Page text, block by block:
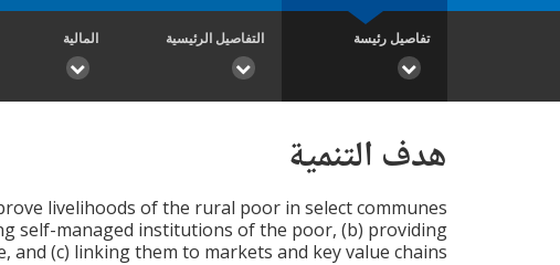
تفاصيل رئيسة التفاصيل الرئيسية المالية
هدف التنمية
livelihoods of the rural poor in select communes
self-managed institutions of the poor, (b) providing
and (c) linking them to markets and key value chains.